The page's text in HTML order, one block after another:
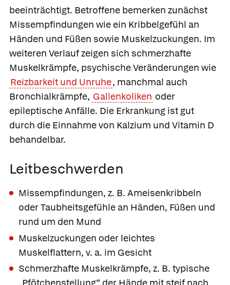
beeinträchtigt. Betroffene bemerken zunächst
Missempfindungen wie ein Kribbelgefühl an
Händen und Füßen sowie Muskelzuckungen. Im
weiteren Verlauf zeigen sich schmerzhafte
Muskelkrämpfe, psychische Veränderungen wie
Reizbarkeit und Unruhe, manchmal auch
Bronchialkrämpfe, Gallenkoliken oder
epileptische Anfälle. Die Erkrankung ist gut
durch die Einnahme von Kalzium und Vitamin D
behandelbar.
Leitbeschwerden
Missempfindungen, z. B. Ameisenkribbeln
oder Taubheitsgefühle an Händen, Füßen und
rund um den Mund
Muskelzuckungen oder leichtes
Muskelflattern, v. a. im Gesicht
Schmerzhafte Muskelkrämpfe, z. B. typische